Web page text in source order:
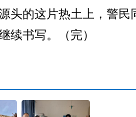
头的这片热土上，警民
续书写。（完）